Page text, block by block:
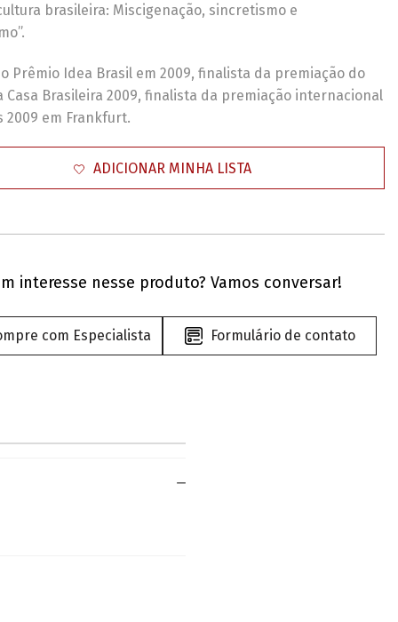
brasileira: Miscigenação, sincretismo e
o Prêmio Idea Brasil em 2009, finalista da premiação do
Casa Brasileira 2009, finalista da premiação internacional
2009 em Frankfurt.
ADICIONAR MINHA LISTA
interesse nesse produto? Vamos conversar!
com Especialista Formulário de contato